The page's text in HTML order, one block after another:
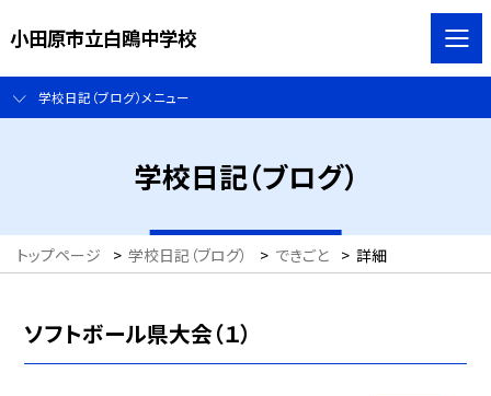
小田原市立白鴎中学校
学校日記（ブログ）メニュー
学校日記（ブログ）
トップページ > 学校日記（ブログ） > できごと > 詳細
ソフトボール県大会（１）